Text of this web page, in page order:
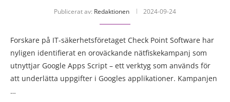
Publicerat av: Redaktionen 2024-09-24
Forskare på IT-säkerhetsföretaget Check Point Software har
nyligen identifierat en oroväckande nätfiskekampanj som
utnyttjar Google Apps Script – ett verktyg som används för
att underlätta uppgifter i Googles applikationer. Kampanjen
…